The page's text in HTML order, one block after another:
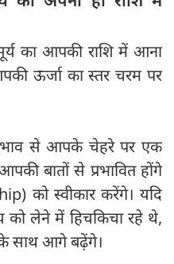
का आपकी राशि में आना
ऊर्जा का स्तर चरम पर
से आपके चेहरे पर एक
बातों से प्रभावित होंगे
को स्वीकार करेंगे। यदि
लेने में हिचकिचा रहे थे,
साथ आगे बढ़ेंगे।